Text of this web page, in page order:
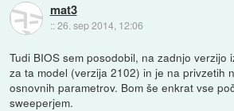
mat3
::26. sep 2014, 12:06
Tudi BIOS sem posodobil, na zadnjo verzijo
za ta model (verzija 2102) in je na privzetih
osnovnih parametrov. Bom še enkrat vse
sweeperjem.